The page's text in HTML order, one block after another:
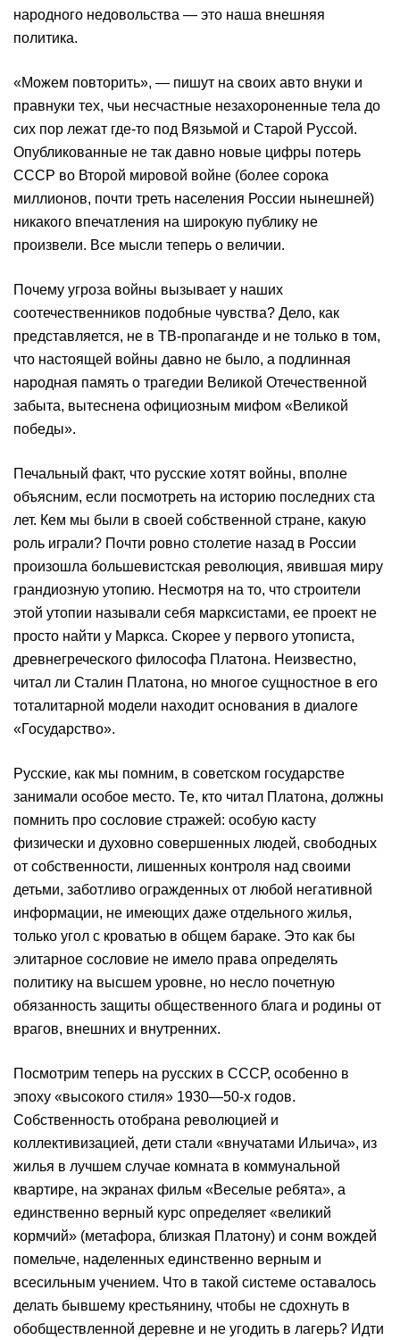
народного недовольства — это наша внешняя
политика.
«Можем повторить», — пишут на своих авто внуки и
правнуки тех, чьи несчастные незахороненные тела до
сих пор лежат где-то под Вязьмой и Старой Руссой.
Опубликованные не так давно новые цифры потерь
СССР во Второй мировой войне (более сорока
миллионов, почти треть населения России нынешней)
никакого впечатления на широкую публику не
произвели. Все мысли теперь о величии.
Почему угроза войны вызывает у наших
соотечественников подобные чувства? Дело, как
представляется, не в ТВ-пропаганде и не только в том,
что настоящей войны давно не было, а подлинная
народная память о трагедии Великой Отечественной
забыта, вытеснена официозным мифом «Великой
победы».
Печальный факт, что русские хотят войны, вполне
объясним, если посмотреть на историю последних ста
лет. Кем мы были в своей собственной стране, какую
роль играли? Почти ровно столетие назад в России
произошла большевистская революция, явившая миру
грандиозную утопию. Несмотря на то, что строители
этой утопии называли себя марксистами, ее проект не
просто найти у Маркса. Скорее у первого утописта,
древнегреческого философа Платона. Неизвестно,
читал ли Сталин Платона, но многое сущностное в его
тоталитарной модели находит основания в диалоге
«Государство».
Русские, как мы помним, в советском государстве
занимали особое место. Те, кто читал Платона, должны
помнить про сословие стражей: особую касту
физически и духовно совершенных людей, свободных
от собственности, лишенных контроля над своими
детьми, заботливо огражденных от любой негативной
информации, не имеющих даже отдельного жилья,
только угол с кроватью в общем бараке. Это как бы
элитарное сословие не имело права определять
политику на высшем уровне, но несло почетную
обязанность защиты общественного блага и родины от
врагов, внешних и внутренних.
Посмотрим теперь на русских в СССР, особенно в
эпоху «высокого стиля» 1930—50-х годов.
Собственность отобрана революцией и
коллективизацией, дети стали «внучатами Ильича», из
жилья в лучшем случае комната в коммунальной
квартире, на экранах фильм «Веселые ребята», а
единственно верный курс определяет «великий
кормчий» (метафора, близкая Платону) и сонм вождей
помельче, наделенных единственно верным и
всесильным учением. Что в такой системе оставалось
делать бывшему крестьянину, чтобы не сдохнуть в
обобществленной деревне и не угодить в лагерь? Идти